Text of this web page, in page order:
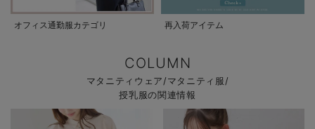
オフィス通勤服カテゴリ 再入荷アイテム
COLUMN
マタニティウェア/マタニティ服/
授乳服の関連情報